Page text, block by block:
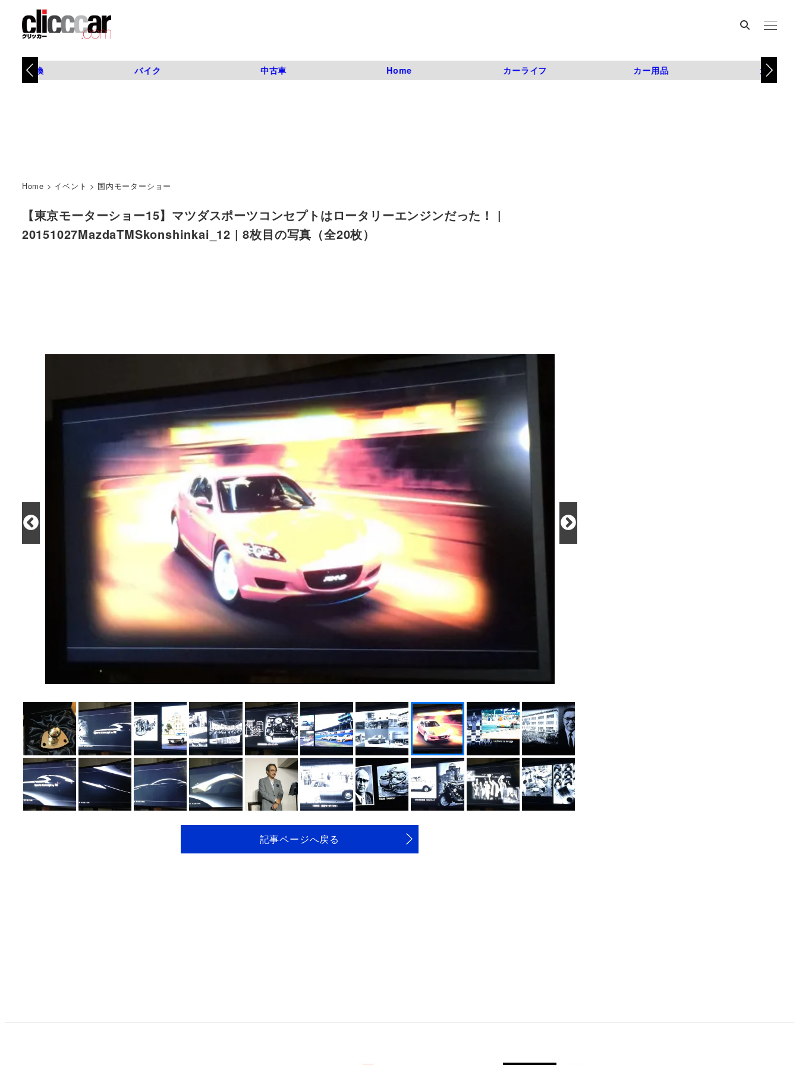
タイヤ交換 バイク 中古車 Home カーライフ カー用品 カスタム
Home > イベント > 国内モーターショー
【東京モーターショー15】マツダスポーツコンセプトはロータリーエンジンだった！ |
20151027MazdaTMSkonshinkai_12 | 8枚目の写真（全20枚）
記事ページへ戻る